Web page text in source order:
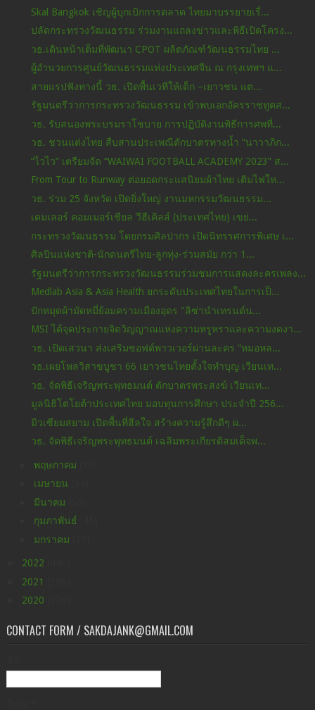
Skal Bangkok เชิญผู้บุกเบิกการตลาด ไทยมาบรรยายเรื่...
ปลัดกระทรวงวัฒนธรรม ร่วมงานแถลงข่าวและพิธีเปิดโครง...
วธ.เดินหน้าเต็มที่พัฒนา CPOT ผลิตภัณฑ์วัฒนธรรมไทย ...
ผู้อำนวยการศูนย์วัฒนธรรมแห่งประเทศจีน ณ กรุงเทพฯ แ...
สายแรปฟังทางนี้ วธ. เปิดพื้นเวทีให้เด็ก –เยาวชน แต...
รัฐมนตรีว่าการกระทรวงวัฒนธรรม เข้าพบเอกอัครราชทูตส...
วธ. รับสนองพระบรมราโชบาย การปฏิบัติงานพิธีการศพที่...
วธ. ชวนแต่งไทย สืบสานประเพณีตักบาตรทางน้ำ “นาวาภิก...
“ไวไว” เตรียมจัด “WAIWAI FOOTBALL ACADEMY 2023” ส...
From Tour to Runway ต่อยอดกระแสนิยมผ้าไทย เติมไฟให...
วธ. ร่วม 25 จังหวัด เปิดยิ่งใหญ่ งานมหกรรมวัฒนธรรม...
เดมเลอร์ คอมเมอร์เชียล วีฮีเคิลส์ (ประเทศไทย) เขย่...
กระทรวงวัฒนธรรม โดยกรมศิลปากร เปิดนิทรรศการพิเศษ เ...
ศิลปินแห่งชาติ-นักดนตรีไทย-ลูกทุ่ง-ร่วมสมัย กว่า 1...
รัฐมนตรีว่าการกระทรวงวัฒนธรรมร่วมชมการแสดงละครเพลง...
Medlab Asia & Asia Health ยกระดับประเทศไทยในการเป็...
ปักหมุดผ้ามัดหมี่ย้อมครามเมืองอุดร "ลิซ่านำเทรนด์น...
MSI ได้จุดประกายจิตวิญญาณแห่งความหรูหราและความงดงา...
วธ. เปิดเสวนา ส่งเสริมซอฟต์พาวเวอร์ผ่านละคร “หมอหล...
วธ.เผยโพลวิสาขบูชา 66 เยาวชนไทยตั้งใจทำบุญ เวียนเท...
วธ. จัดพิธีเจริญพระพุทธมนต์ ตักบาตรพระสงฆ์ เวียนเท...
มูลนิธิโตโยต้าประเทศไทย มอบทุนการศึกษา ประจำปี 256...
มิวเซียมสยาม เปิดพื้นที่ฮีลใจ สร้างความรู้สึกดีๆ ผ...
วธ. จัดพิธีเจริญพระพุทธมนต์ เฉลิมพระเกียรติสมเด็จพ...
พฤษภาคม
เมษายน
มีนาคม
กุมภาพันธ์
มกราคม
2022
2021
2020
CONTACT FORM / SAKDAJANK@GMAIL.COM